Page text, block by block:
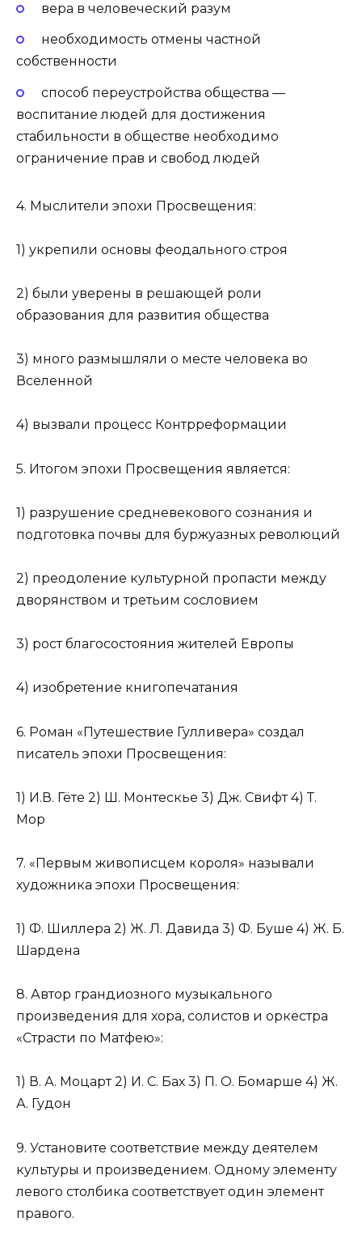
вера в человеческий разум
необходимость отмены частной
собственности
способ переустройства общества —
воспитание людей для достижения
стабильности в обществе необходимо
ограничение прав и свобод людей
4. Мыслители эпохи Просвещения:
1) укрепили основы феодального строя
2) были уверены в решающей роли
образования для развития общества
3) много размышляли о месте человека во
Вселенной
4) вызвали процесс Контрреформации
5. Итогом эпохи Просвещения является:
1) разрушение средневекового сознания и
подготовка почвы для буржуазных революций
2) преодоление культурной пропасти между
дворян­ством и третьим сословием
3) рост благосостояния жителей Европы
4) изобретение книгопечатания
6. Роман «Путешествие Гулливера» создал
писатель эпохи Просвещения:
1) И.В. Гёте 2) Ш. Монтескье 3) Дж. Свифт 4) Т.
Мор
7. «Первым живописцем короля» называли
художника эпохи Просвещения:
1) Ф. Шиллера 2) Ж. Л. Давида 3) Ф. Буше 4) Ж. Б.
Шардена
8. Автор грандиозного музыкального
произведения для хора, солистов и оркестра
«Страсти по Матфею»:
1) В. А. Моцарт 2) И. С. Бах 3) П. О. Бомарше 4) Ж.
А. Гудон
9. Установите соответствие между деятелем
культуры и произведением. Одному элементу
левого столбика со­ответствует один элемент
правого.